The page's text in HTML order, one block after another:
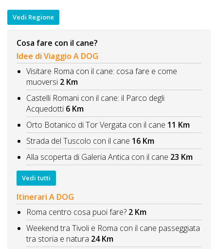
Vedi Regione
Cosa fare con il cane?
Idee di Viaggio A DOG
Visitare Roma con il cane: cosa fare e come
muoversi 2 Km
Castelli Romani con il cane: il Parco degli
Acquedotti 6 Km
Orto Botanico di Tor Vergata con il cane 11 Km
Strada del Tuscolo con il cane 16 Km
Alla scoperta di Galeria Antica con il cane 23 Km
Vedi tutti
Itinerari A DOG
Roma centro cosa puoi fare? 2 Km
Weekend tra Tivoli e Roma con il cane passeggiata
tra storia e natura 24 Km